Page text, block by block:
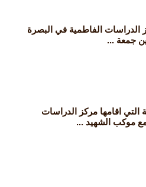
الدراسات الفاطمية في البصرة
جمعة ...
التي اقامها مركز الدراسات
مع موكب الشهيد ...